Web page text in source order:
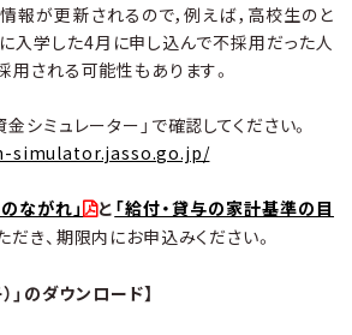
報が更新されるので，例えば，高校生のと
入学した4月に申し込んで不採用だった人
用される可能性もあります。
シミュレーター」で確認してください。
simulator.jasso.go.jp/
ながれ」 と 「給付・貸与の家計基準の目
き、期限内にお申込みください。
」のダウンロード】